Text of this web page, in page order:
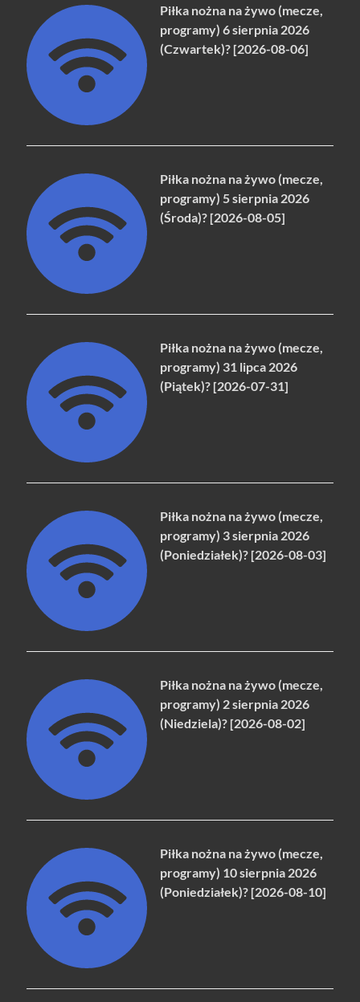
Piłka nożna na żywo (mecze,
programy) 6 sierpnia 2026
(Czwartek)? [2026-08-06]
Piłka nożna na żywo (mecze,
programy) 5 sierpnia 2026
(Środa)? [2026-08-05]
Piłka nożna na żywo (mecze,
programy) 31 lipca 2026
(Piątek)? [2026-07-31]
Piłka nożna na żywo (mecze,
programy) 3 sierpnia 2026
(Poniedziałek)? [2026-08-03]
Piłka nożna na żywo (mecze,
programy) 2 sierpnia 2026
(Niedziela)? [2026-08-02]
Piłka nożna na żywo (mecze,
programy) 10 sierpnia 2026
(Poniedziałek)? [2026-08-10]